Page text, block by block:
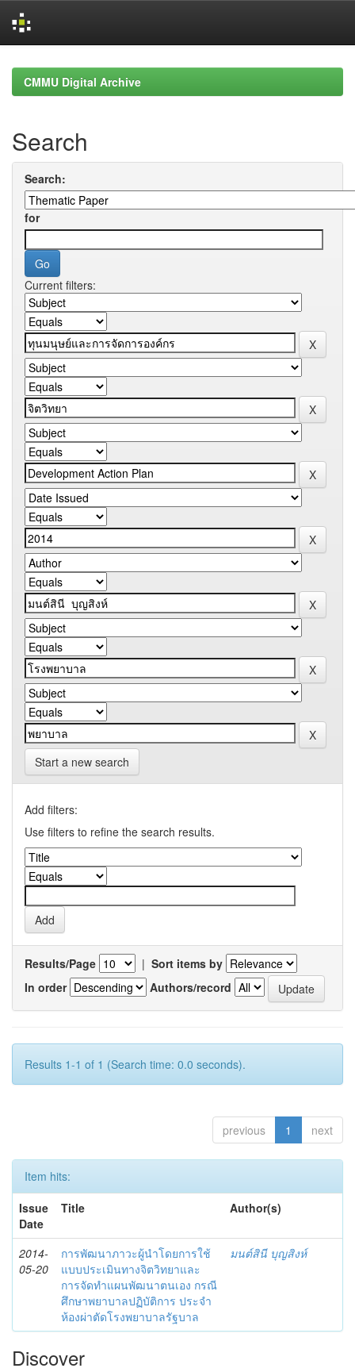
navigationCMMU Digital Archive
Search
Search:
for
Current filters:
Start a new search
Add filters:
Use filters to refine the search results.
Results/Page | Sort items by
In order
Authors/record
Results 1-1 of 1 (Search time: 0.0 seconds).
previous 1 next
Item hits:
Issue
Date
Title Author(s)
2014-
05-20
การพัฒนาภาวะผู้นำโดยการใช้
แบบประเมินทางจิตวิทยาและ
การจัดทำแผนพัฒนาตนเอง กรณี
ศึกษาพยาบาลปฏิบัติการ ประจำ
ห้องผ่าตัดโรงพยาบาลรัฐบาล
มนต์สินี บุญสิงห์
Discover